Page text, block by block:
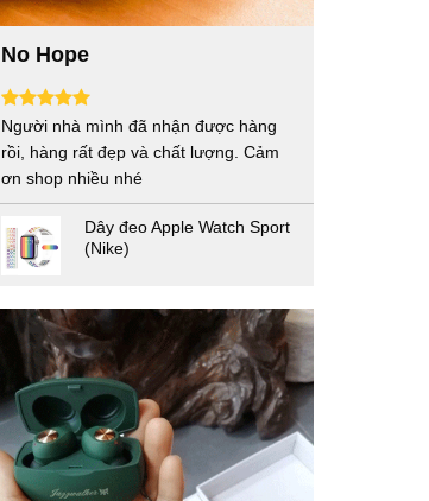
No Hope
Người nhà mình đã nhận được hàng
rồi, hàng rất đẹp và chất lượng. Cảm
ơn shop nhiều nhé
Dây đeo Apple Watch Sport
(Nike)